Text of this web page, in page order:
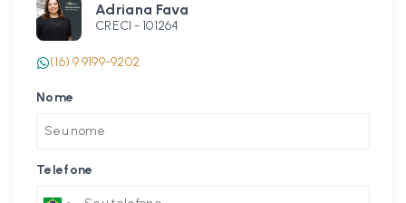
Adriana Fava
CRECI - 101264
(16) 9 9199-9202
Nome
Telefone